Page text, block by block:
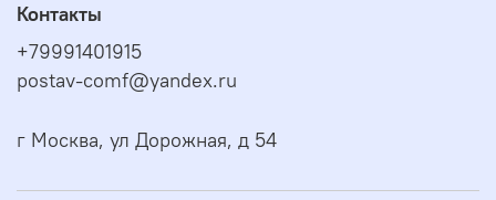
Контакты
+79991401915
postav-comf@yandex.ru
г Москва, ул Дорожная, д 54